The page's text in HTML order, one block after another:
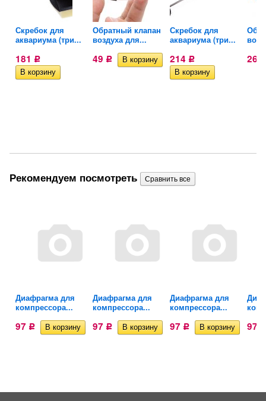
Скребок для
аквариума (три...
181 Р
Обратный клапан
воздуха для...
49 Р
Скребок для
аквариума (три...
214 Р 26
Рекомендуем посмотреть
Диафрагма для
компрессора...
97 Р
Диафрагма для
компрессора...
97 Р
Диафрагма для
компрессора...
97 Р 97